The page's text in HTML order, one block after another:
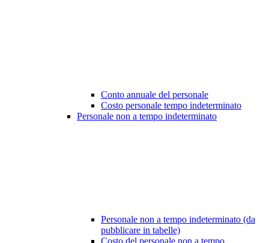
Conto annuale del personale
Costo personale tempo indeterminato
Personale non a tempo indeterminato
Personale non a tempo indeterminato (da
pubblicare in tabelle)